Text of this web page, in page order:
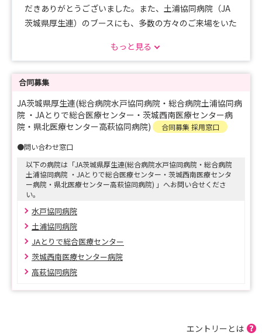
だきありがとうございました。また、土浦協同病院（JA
茨城県厚生連）のブースにも、多数の方々のご来場をいた
にも、ご参加いただければ幸いです。
〇各病院において、就職説明会・見学会・インターンシッ
★Ｉｎｓｔａｇｒａｍ 公開中！
https://www.instagram.com/jaibarakikenkouseirennu
rsing/
★ＪＡ茨城県厚生連看護部
ＪＡ茨城県厚生連看護部の公式アカウントです。リクルー
ト情報、輝いて働いている看護師のメッセージや看護の日
もっと見る
合同募集
JA茨城県厚生連(総合病院水戸協同病院・総合病院土浦協同病
院 ・JAとりで総合医療センター・茨城西南医療センター病
院・県北医療センター高萩協同病院)
合同募集 採用窓口
●問い合わせ窓口
以下の病院は「JA茨城県厚生連(総合病院水戸協同病院・総合病院
土浦協同病院 ・JAとりで総合医療センター・茨城西南医療センタ
ー病院・県北医療センター高萩協同病院) 」へお問い合せくださ
い。
水戸協同病院
土浦協同病院
JAとりで総合医療センター
茨城西南医療センター病院
高萩協同病院
エントリーとは